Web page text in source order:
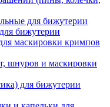
для бижутерии
бижутерии
маскировки кримпов
шнуров и маскировки
для бижутерии